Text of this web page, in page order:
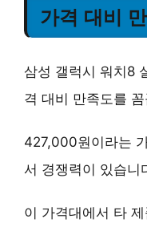
가격 대비
삼성 갤럭시 워치8
격 대비 만족도를
427,000원이라는
서 경쟁력이 있습니
이 가격대에서 타